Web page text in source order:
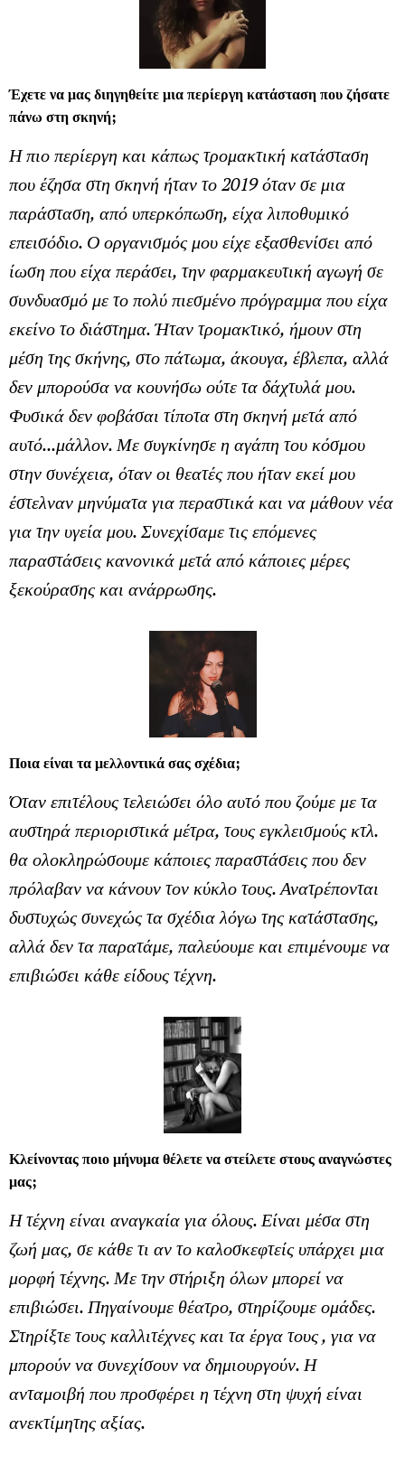
Έχετε να μας διηγηθείτε μια περίεργη κατάσταση που ζήσατε
πάνω στη σκηνή;
Η πιο περίεργη και κάπως τρομακτική κατάσταση
που έζησα στη σκηνή ήταν το 2019 όταν σε μια
παράσταση, από υπερκόπωση, είχα λιποθυμικό
επεισόδιο. Ο οργανισμός μου είχε εξασθενίσει από
ίωση που είχα περάσει, την φαρμακευτική αγωγή σε
συνδυασμό με το πολύ πιεσμένο πρόγραμμα που είχα
εκείνο το διάστημα. Ήταν τρομακτικό, ήμουν στη
μέση της σκήνης, στο πάτωμα, άκουγα, έβλεπα, αλλά
δεν μπορούσα να κουνήσω ούτε τα δάχτυλά μου.
Φυσικά δεν φοβάσαι τίποτα στη σκηνή μετά από
αυτό...μάλλον. Με συγκίνησε η αγάπη του κόσμου
στην συνέχεια, όταν οι θεατές που ήταν εκεί μου
έστελναν μηνύματα για περαστικά και να μάθουν νέα
για την υγεία μου. Συνεχίσαμε τις επόμενες
παραστάσεις κανονικά μετά από κάποιες μέρες
ξεκούρασης και ανάρρωσης.
Ποια είναι τα μελλοντικά σας σχέδια;
Όταν επιτέλους τελειώσει όλο αυτό που ζούμε με τα
αυστηρά περιοριστικά μέτρα, τους εγκλεισμούς κτλ.
θα ολοκληρώσουμε κάποιες παραστάσεις που δεν
πρόλαβαν να κάνουν τον κύκλο τους. Ανατρέπονται
δυστυχώς συνεχώς τα σχέδια λόγω της κατάστασης,
αλλά δεν τα παρατάμε, παλεύουμε και επιμένουμε να
επιβιώσει κάθε είδους τέχνη.
Κλείνοντας ποιο μήνυμα θέλετε να στείλετε στους αναγνώστες
μας;
Η τέχνη είναι αναγκαία για όλους. Είναι μέσα στη
ζωή μας, σε κάθε τι αν το καλοσκεφτείς υπάρχει μια
μορφή τέχνης. Με την στήριξη όλων μπορεί να
επιβιώσει. Πηγαίνουμε θέατρο, στηρίζουμε ομάδες.
Στηρίξτε τους καλλιτέχνες και τα έργα τους , για να
μπορούν να συνεχίσουν να δημιουργούν. Η
ανταμοιβή που προσφέρει η τέχνη στη ψυχή είναι
ανεκτίμητης αξίας.